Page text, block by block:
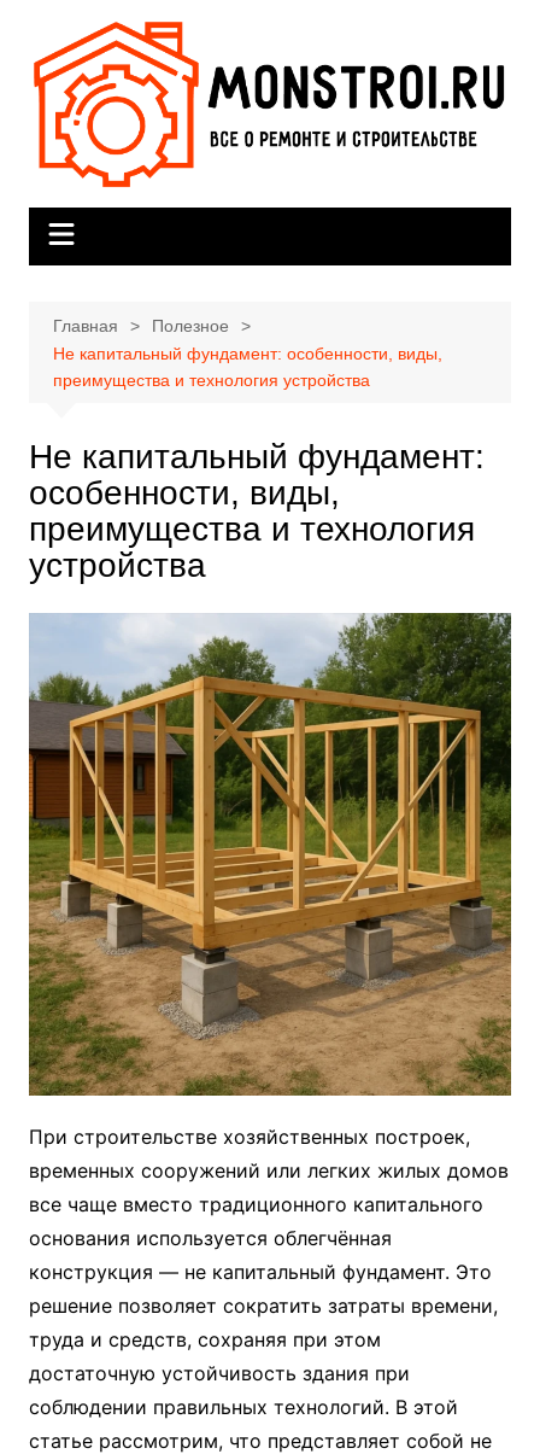
содержимому
Главная
Полезное
Не капитальный фундамент: особенности, виды,
преимущества и технология устройства
Не капитальный фундамент:
особенности, виды,
преимущества и технология
устройства
При строительстве хозяйственных построек,
временных сооружений или легких жилых домов
все чаще вместо традиционного капитального
основания используется облегчённая
конструкция — не капитальный фундамент. Это
решение позволяет сократить затраты времени,
труда и средств, сохраняя при этом
достаточную устойчивость здания при
соблюдении правильных технологий. В этой
статье рассмотрим, что представляет собой не